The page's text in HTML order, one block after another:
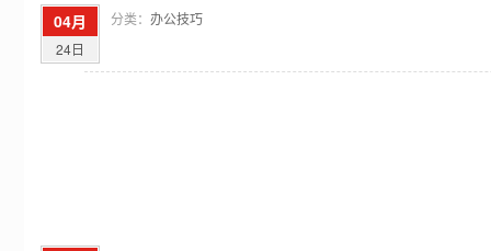
04月
24日
分类： 办公技巧